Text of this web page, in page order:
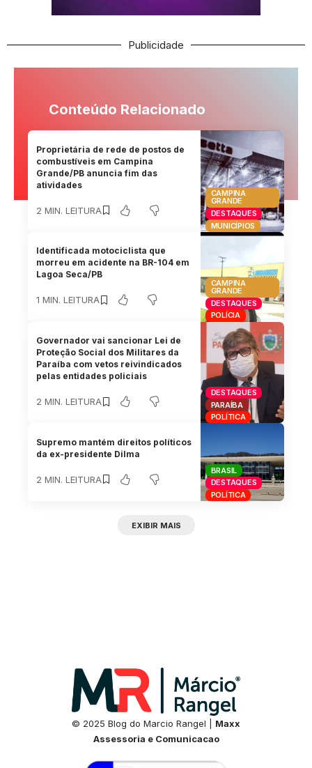
Publicidade
Conteúdo Relacionado
CAMPINA
GRANDE
DESTAQUES
MUNICÍPIOS
Proprietária de rede de postos de
combustíveis em Campina
Grande/PB anuncia fim das
atividades
2 MIN. LEITURA
CAMPINA
GRANDE
DESTAQUES
POLÍCIA
Identificada motociclista que
morreu em acidente na BR-104 em
Lagoa Seca/PB
1 MIN. LEITURA
DESTAQUES
PARAÍBA
POLÍTICA
Governador vai sancionar Lei de
Proteção Social dos Militares da
Paraíba com vetos reivindicados
pelas entidades policiais
2 MIN. LEITURA
BRASIL
DESTAQUES
POLÍTICA
Supremo mantém direitos políticos
da ex-presidente Dilma
2 MIN. LEITURA
EXIBIR MAIS
© 2025 Blog do Marcio Rangel | Maxx
Assessoria e Comunicacao